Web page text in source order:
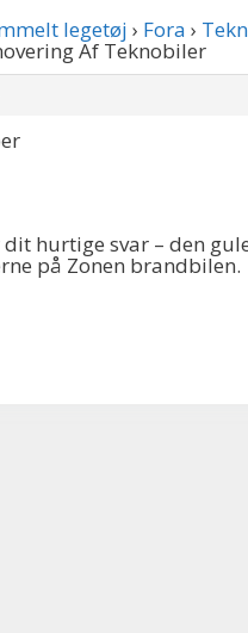
legetøj › Fora ›
Af Teknobiler
hurtige svar – den
på Zonen brandbilen.